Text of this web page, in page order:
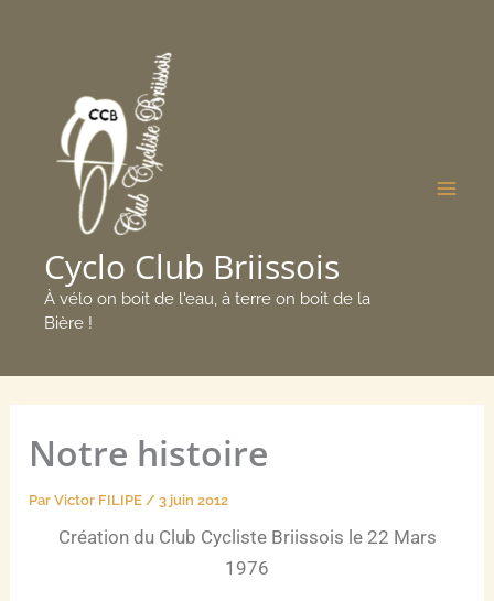
Cyclo Club Briissois
À vélo on boit de l'eau, à terre on boit de la
Bière !
Notre histoire
ParVictor FILIPE/3 juin 2012
Création du Club Cycliste Briissois le 22 Mars
1976